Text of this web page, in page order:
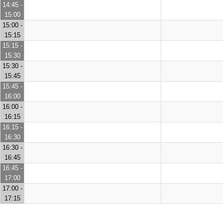
14:45 -
15:00
15:00 -
15:15
15:15 -
15:30
15:30 -
15:45
15:45 -
16:00
16:00 -
16:15
16:15 -
16:30
16:30 -
16:45
16:45 -
17:00
17:00 -
17:15